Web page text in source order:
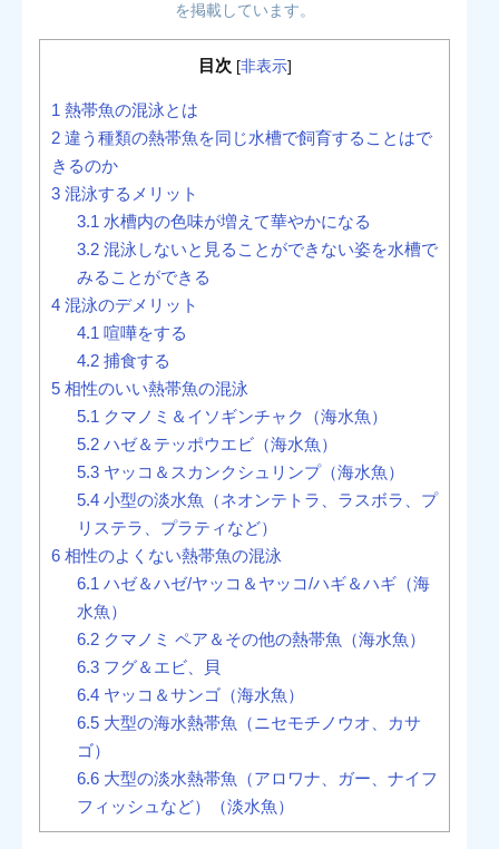
を掲載しています。
目次 [非表示]
1 熱帯魚の混泳とは
2 違う種類の熱帯魚を同じ水槽で飼育することはで
きるのか
3 混泳するメリット
3.1 水槽内の色味が増えて華やかになる
3.2混泳しないと見ることができない姿を水槽で
みることができる
4 混泳のデメリット
4.1 喧嘩をする
4.2捕食する
5 相性のいい熱帯魚の混泳
5.1 クマノミ＆イソギンチャク（海水魚）
5.2ハゼ＆テッポウエビ（海水魚）
5.3ヤッコ＆スカンクシュリンプ（海水魚）
5.4小型の淡水魚（ネオンテトラ、ラスボラ、プ
リステラ、プラティなど）
6 相性のよくない熱帯魚の混泳
6.1 ハゼ＆ハゼ/ヤッコ＆ヤッコ/ハギ＆ハギ（海
水魚）
6.2クマノミ ペア＆その他の熱帯魚（海水魚）
6.3フグ＆エビ、貝
6.4ヤッコ＆サンゴ（海水魚）
6.5大型の海水熱帯魚（ニセモチノウオ、カサ
ゴ）
6.6大型の淡水熱帯魚（アロワナ、ガー、ナイフ
フィッシュなど）（淡水魚）